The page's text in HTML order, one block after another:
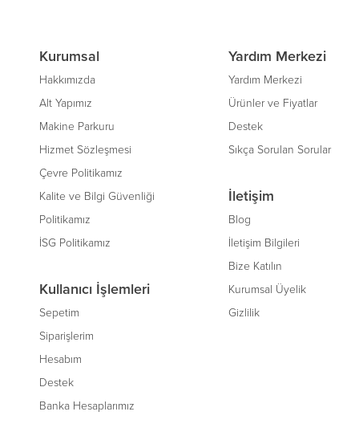
Kurumsal
Hakkımızda
Alt Yapımız
Makine Parkuru
Hizmet Sözleşmesi
Çevre Politikamız
Kalite ve Bilgi Güvenliği
Politikamız
İSG Politikamız
Kullanıcı İşlemleri
Sepetim
Siparişlerim
Hesabım
Destek
Banka Hesaplarımız
Yardım Merkezi
Yardım Merkezi
Ürünler ve Fiyatlar
Destek
Sıkça Sorulan Sorular
İletişim
Blog
İletişim Bilgileri
Bize Katılın
Kurumsal Üyelik
Gizlilik